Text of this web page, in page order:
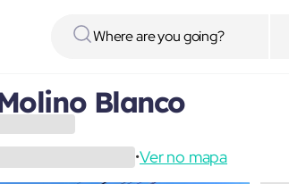
Blanco
•Ver no mapa